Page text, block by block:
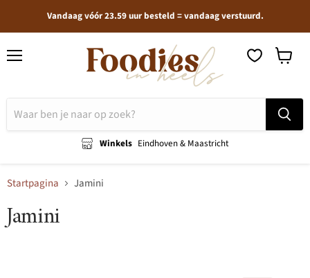
Vandaag vóór 23.59 uur besteld = vandaag verstuurd.
Winkels Eindhoven & Maastricht
Startpagina Jamini
Jamini